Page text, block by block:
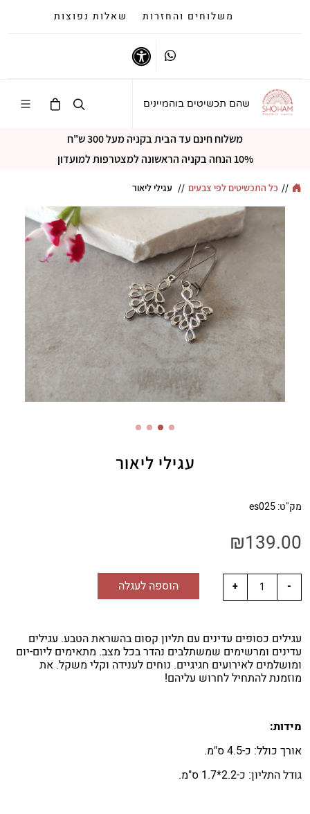
משלוחים והחזרות שאלות נפוצות
Whatsapp
שהם תכשיטים בוהמיינים
משלוח חינם עד הבית בקניה מעל 300 ש"ח
10% הנחה בקניה הראשונה למצטרפות למועדון
// כל התכשיטים לפי צבעים // עגילי ליאור
עגילי ליאור
מק"ט:es025
₪139.00
הוספה לעגלה
עגילים כסופים עדינים עם תליון קסום בהשראת הטבע. עגילים
עדינים ומרשימים שמשתלבים נהדר בכל מצב. מתאימים ליום-יום
ומושלמים לאירועים חגיגיים. נוחים לענידה וקלי משקל. את
מוזמנת להתחיל לחרוש עליהם!
מידות:
אורך כולל: כ-4.5 ס"מ.
גודל התליון: כ-2.2*1.7 ס"מ.